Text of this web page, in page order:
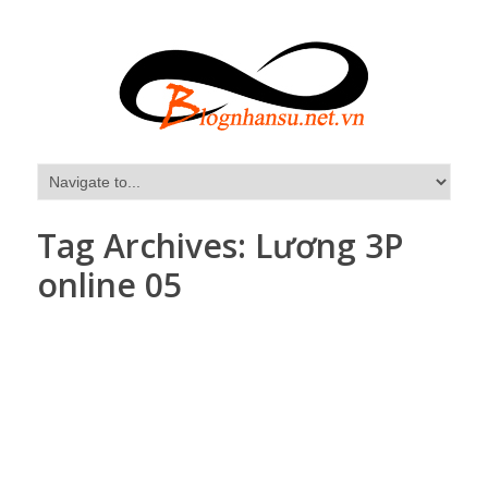
Tag Archives: Lương 3P
online 05